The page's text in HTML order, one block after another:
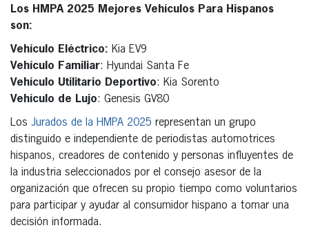
Los HMPA 2025 Mejores Vehículos Para Hispanos
son:
Vehículo Eléctrico: Kia EV9
Vehículo Familiar: Hyundai Santa Fe
Vehículo Utilitario Deportivo: Kia Sorento
Vehículo de Lujo: Genesis GV80
Los Jurados de la HMPA 2025 representan un grupo
distinguido e independiente de periodistas automotrices
hispanos, creadores de contenido y personas influyentes de
la industria seleccionados por el consejo asesor de la
organización que ofrecen su propio tiempo como voluntarios
para participar y ayudar al consumidor hispano a tomar una
decisión informada.